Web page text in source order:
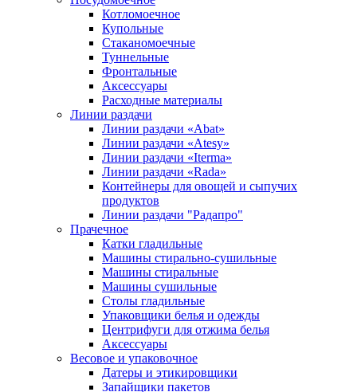
Котломоечное
Купольные
Стаканомоечные
Туннельные
Фронтальные
Аксессуары
Расходные материалы
Линии раздачи
Линии раздачи «Abat»
Линии раздачи «Atesy»
Линии раздачи «Iterma»
Линии раздачи «Rada»
Контейнеры для овощей и сыпучих
продуктов
Линии раздачи "Радапро"
Прачечное
Катки гладильные
Машины стирально-сушильные
Машины стиральные
Машины сушильные
Столы гладильные
Упаковщики белья и одежды
Центрифуги для отжима белья
Аксессуары
Весовое и упаковочное
Датеры и этикировщики
Запайщики пакетов